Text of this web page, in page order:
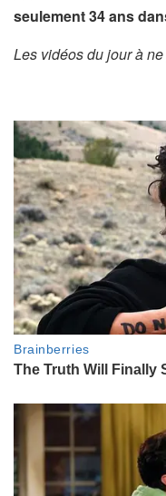
seulement 34 ans
Les vidéos du jour à